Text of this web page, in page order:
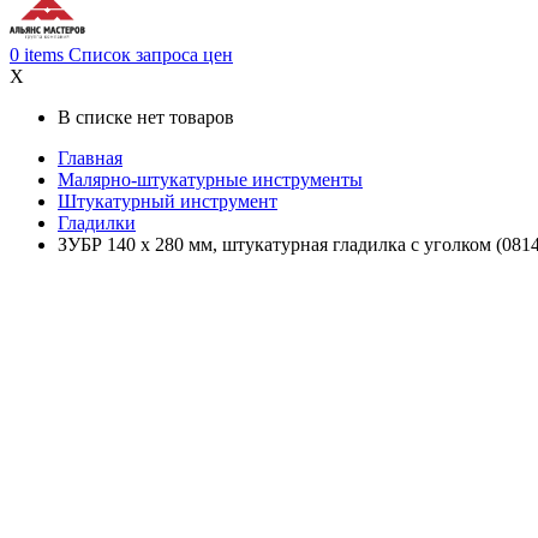
0 items Список запроса цен
X
В списке нет товаров
Главная
Малярно-штукатурные инструменты
Штукатурный инструмент
Гладилки
ЗУБР 140 х 280 мм, штукатурная гладилка с уголком